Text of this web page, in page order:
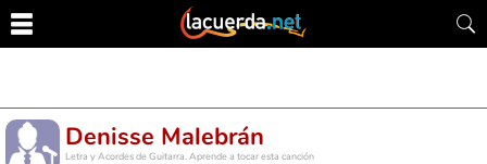
Denisse Malebrán
Letra y Acordes de Guitarra. Aprende a tocar esta canción